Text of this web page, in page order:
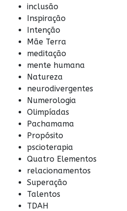
inclusão
Inspiração
Intenção
Mãe Terra
meditação
mente humana
Natureza
neurodivergentes
Numerologia
Olimpíadas
Pachamama
Propósito
pscioterapia
Quatro Elementos
relacionamentos
Superação
Talentos
TDAH